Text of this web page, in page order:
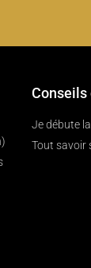
Je débute
Tout savoir